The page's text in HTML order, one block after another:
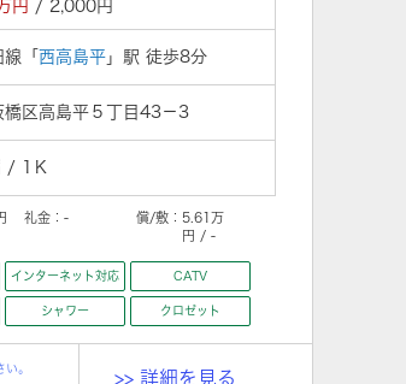
円 / 2,000円
「 西高島平 」駅 徒歩8分
橋区高島平５丁目43－3
/ 1Ｋ
礼金： - 償/敷： 5.61万
円 / -
インターネット対応 CATV
シャワー クロゼット
。 >> 詳細を見る